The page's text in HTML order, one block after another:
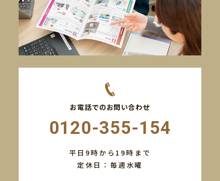
お電話でのお問い合わせ
0120-355-154
平日9時から19時まで
定休日：毎週水曜